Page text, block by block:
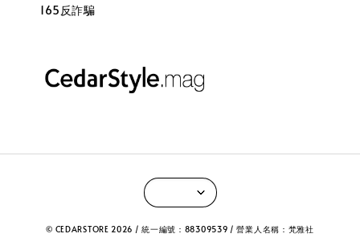
165反詐騙
© CEDARSTORE 2026 / 統一編號：88309539 / 營業人名稱：梵雅社